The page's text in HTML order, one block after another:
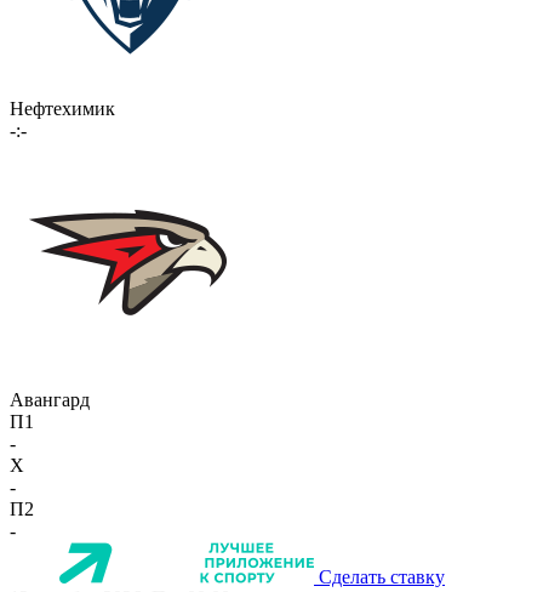
Нефтехимик
-:-
Авангард
П1
-
X
-
П2
-
Сделать ставку